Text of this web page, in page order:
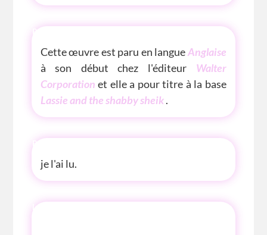
P'TITE(S) INFOS SUR LE LIVRE
Cette œuvre est paru en langueAnglaise
à son début chez l'éditeur Walter
Corporation et elle a pour titre à la base
Lassie and the shabby sheik.
P'TITE ANECDOTE
je l'ai lu.
LES P'TITES LISTES DES BIBLIOTHÈQUE